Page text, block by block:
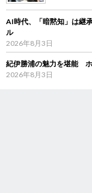
AI時代、「暗黙知」は継
ル
2026年8月3日
紀伊勝浦の魅力を堪能
2026年8月3日